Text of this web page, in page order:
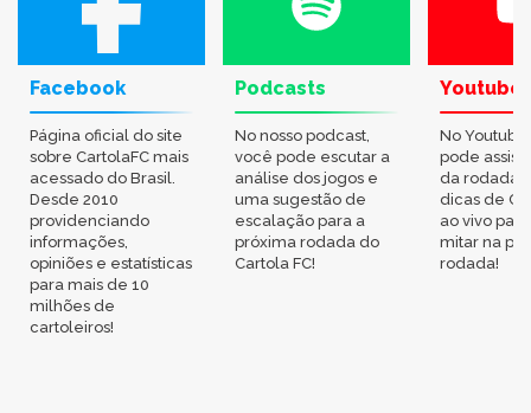
Facebook
Página oficial do site
sobre CartolaFC mais
acessado do Brasil.
Desde 2010
providenciando
informações,
opiniões e estatísticas
para mais de 10
milhões de
cartoleiros!
Podcasts
No nosso podcast,
você pode escutar a
análise dos jogos e
uma sugestão de
escalação para a
próxima rodada do
Cartola FC!
Youtube
No
pode
da rodada,
dicas de
ao vivo
mitar na
rodada!